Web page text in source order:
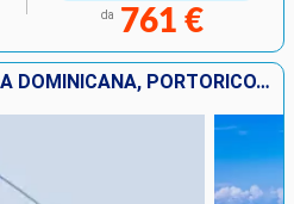
da 761 €
STATI UNITI, REPUBBLICA DOMINICANA, PORTORICO, SANTA LUCIA, ANTIGUA E BARBUDA, SAINT MARTIN